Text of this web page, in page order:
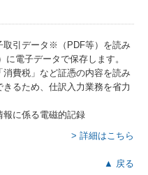
取引データ※（PDF等）を読み
電子データで保存します。
費税」など証憑の内容を読み
るため、仕訳入力業務を省力
に係る電磁的記録
> 詳細はこちら
▲ 戻る